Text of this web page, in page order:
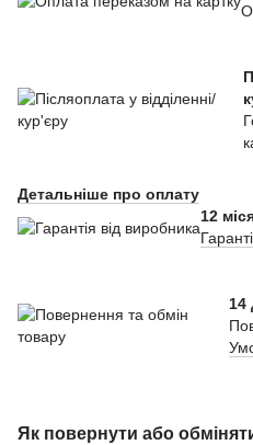
Детальніше про оплату
12
14
Як повернути або